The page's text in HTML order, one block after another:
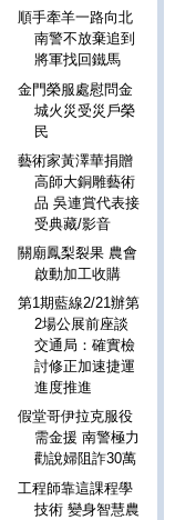
順手牽羊一路向北
南警不放棄追到
將軍找回鐵馬
金門榮服處慰問金
城火災受災戶榮
民
藝術家黃澤華捐贈
高師大銅雕藝術
品 吳連賞代表接
受典藏/影音
關廟鳳梨裂果 農會
啟動加工收購
第1期藍線2/21辦第
2場公展前座談
交通局：確實檢
討修正加速捷運
進度推進
假堂哥伊拉克服役
需金援 南警極力
勸說婦阻詐30萬
工程師靠這課程學
技術 變身智慧農